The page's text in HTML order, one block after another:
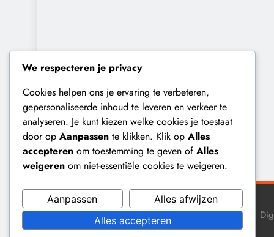
We respecteren je privacy
Cookies helpen ons je ervaring te verbeteren,
gepersonaliseerde inhoud te leveren en verkeer te
analyseren. Je kunt kiezen welke cookies je toestaat
door op Aanpassen te klikken. Klik op Alles
accepteren om toestemming te geven of Alles
weigeren om niet-essentiële cookies te weigeren.
Aanpassen
Alles afwijzen
Alles accepteren